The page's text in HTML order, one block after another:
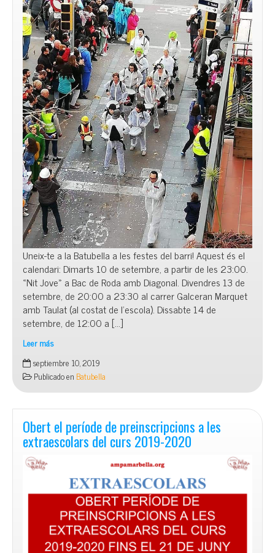
Uneix-te a la Batubella a les festes del barri! Aquest és el
calendari: Dimarts 10 de setembre, a partir de les 23:00.
«Nit Jove» a Bac de Roda amb Diagonal. Divendres 13 de
setembre, de 20:00 a 23:30 al carrer Galceran Marquet
amb Taulat (al costat de l’escola). Dissabte 14 de
setembre, de 12:00 a […]
Leer más
La
Batubella
a
les
festes
del
Poblenou
septiembre 10, 2019
Publicado en Batubella
Obert el període de preinscripcions a les
extraescolars del curs 2019-2020